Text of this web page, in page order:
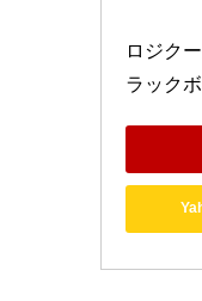
ロジク
ラック